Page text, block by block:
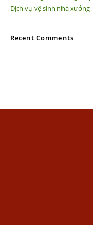
Dịch vụ vệ sinh nhà xưởng
Recent Comments